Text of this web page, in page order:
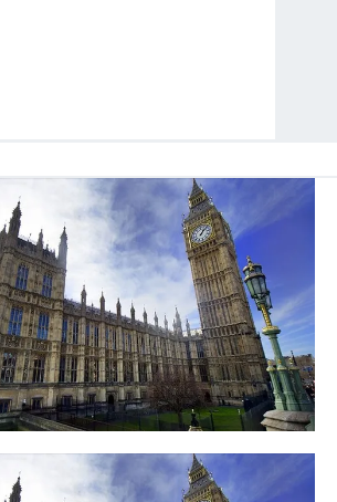
aşağıda yer alan panel
Çerezlere ilişkin detaylı bilgi
tıklayabilir,Çerez Bilgilendirme
Verilerin Korunması Kanunu uyarınca
Metnimizi okumak ve sitemizde
olarak kullanılan çerezlerle ilgili bilgi
.